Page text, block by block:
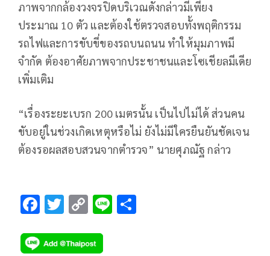
ภาพจากกล้องวงจรปิดบริเวณดังกล่าวมีเพียง
ประมาณ 10 ตัว และต้องใช้ตรวจสอบทั้งพฤติกรรม
รถไฟและการขับขี่ของรถบนถนน ทำให้มุมภาพมี
จำกัด ต้องอาศัยภาพจากประชาชนและโซเชียลมีเดีย
เพิ่มเติม
“เรื่องระยะเบรก 200 เมตรนั้น เป็นไปไม่ได้ ส่วนคน
ขับอยู่ในช่วงเกิดเหตุหรือไม่ ยังไม่มีใครยืนยันชัดเจน
ต้องรอผลสอบสวนจากตำรวจ” นายศุภณัฐ กล่าว
F
e
T
tt
C
p
Li